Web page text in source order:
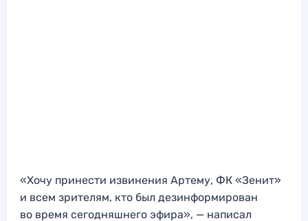
«Хочу принести извинения Артему, ФК «Зенит»
и всем зрителям, кто был дезинформирован
во время сегодняшнего эфира», — написал